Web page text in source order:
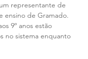
representante de
ensino de Gramado.
9º anos estão
no sistema enquanto